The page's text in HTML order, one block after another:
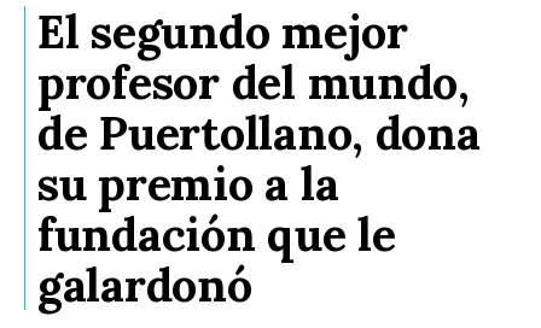
El segundo mejor
profesor del mundo,
de Puertollano, dona
su premio a la
fundación que le
galardonó